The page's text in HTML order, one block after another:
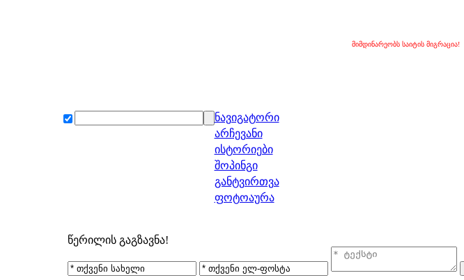
მიმდინარეობს საიტის მიგრაცია!
ნავიგატორი
არჩევანი
ისტორიები
შოპინგი
განტვირთვა
ფოტოაურა
წერილის გაგზავნა!